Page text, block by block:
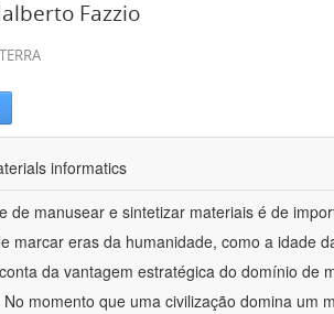
Fazzio
informatics
de manusear e sintetizar materiais é de
marcar eras da humanidade, como a idade
da vantagem estratégica do domínio de
momento que uma civilização domina um